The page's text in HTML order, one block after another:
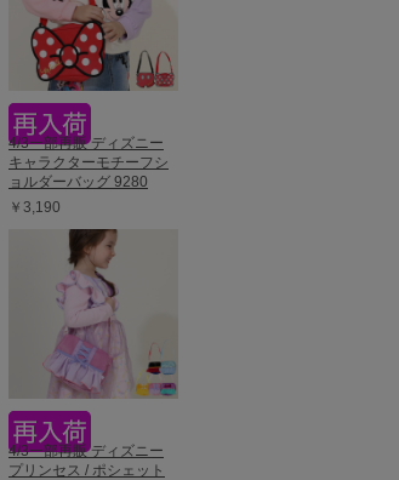
4/3一部再販 ディズニー
キャラクターモチーフシ
ョルダーバッグ 9280
￥3,190
4/3一部再販 ディズニー
プリンセス / ポシェット